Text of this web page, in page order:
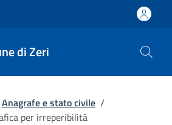
di Zeri
Anagrafe e stato civile /
per irreperibilità